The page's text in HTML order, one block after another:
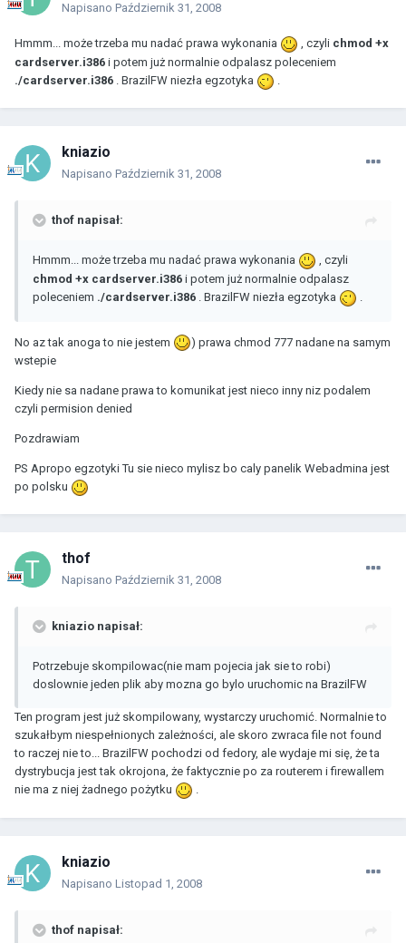
Napisano Październik 31, 2008
Hmmm... może trzeba mu nadać prawa wykonania , czyli chmod +x
cardserver.i386 i potem już normalnie odpalasz poleceniem
./cardserver.i386 . BrazilFW niezła egzotyka .
kniazio
Napisano Październik 31, 2008
thof napisał:
Hmmm... może trzeba mu nadać prawa wykonania
, czyli
chmod +x cardserver.i386 i potem już normalnie odpalasz
poleceniem ./cardserver.i386 . BrazilFW niezła egzotyka .
No az tak anoga to nie jestem
) prawa chmod 777 nadane na samym
wstepie
Kiedy nie sa nadane prawa to komunikat jest nieco inny niz podalem
czyli permision denied
Pozdrawiam
PS Apropo egzotyki Tu sie nieco mylisz bo caly panelik Webadmina jest
po polsku
thof
Napisano Październik 31, 2008
kniazio napisał:
Potrzebuje skompilowac(nie mam pojecia jak sie to robi)
doslownie jeden plik aby mozna go bylo uruchomic na BrazilFW
Ten program jest już skompilowany, wystarczy uruchomić. Normalnie to
szukałbym niespełnionych zależności, ale skoro zwraca file not found
to raczej nie to... BrazilFW pochodzi od fedory, ale wydaje mi się, że ta
dystrybucja jest tak okrojona, że faktycznie po za routerem i firewallem
nie ma z niej żadnego pożytku
.
kniazio
Napisano Listopad 1, 2008
thof napisał: